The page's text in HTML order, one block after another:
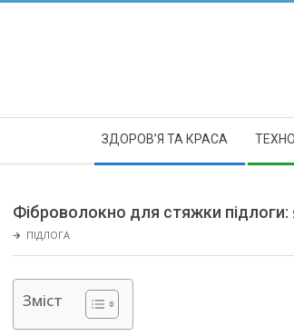
ЗДОРОВ’Я ТА КРАСА
Фіброволокно для стяжки підлоги:
🡲 ПІДЛОГА
Зміст